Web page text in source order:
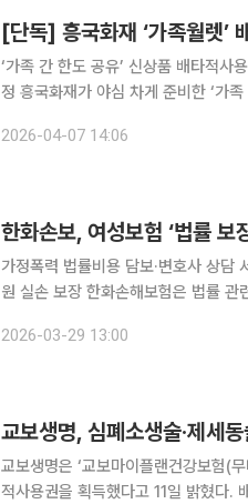
[단독] 흥국화재 ‘가족월렛’
‘가족 간 한도 공유’ 신상품 배타적
정 흥국화재가 야심 차게 준비한 ‘가족 간 보장 한도 공유’ 신상품의 배타적사용권 신청을 자진 철회
대화하기 위해 권리 신청 일정까지 전
2026-04-07 14:06
한화손보, 여성보험 ‘법률
가정폭력 법률비용 담보·변호사 상
원 실손 보장 한화손해보험은 법률 관련 상품 및 서비스의 배타적사용권 획득으로 여성보험 경쟁력
비용' 담보와 'Lady 변호사 상담 서비
2026-03-29 13:00
교보생명, 심폐소생술·제세
교보생명은 ‘교보마이플랜건강보험(
적사용권을 획득했다고 11일 밝혔다. 배타적사용권은 생명보험협회가 신상품심의를 통해 일정 기간